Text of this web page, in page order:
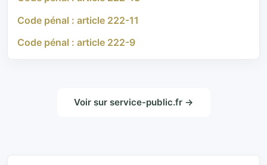
Code pénal : article 222-11
Code pénal : article 222-9
Voir sur service-public.fr →